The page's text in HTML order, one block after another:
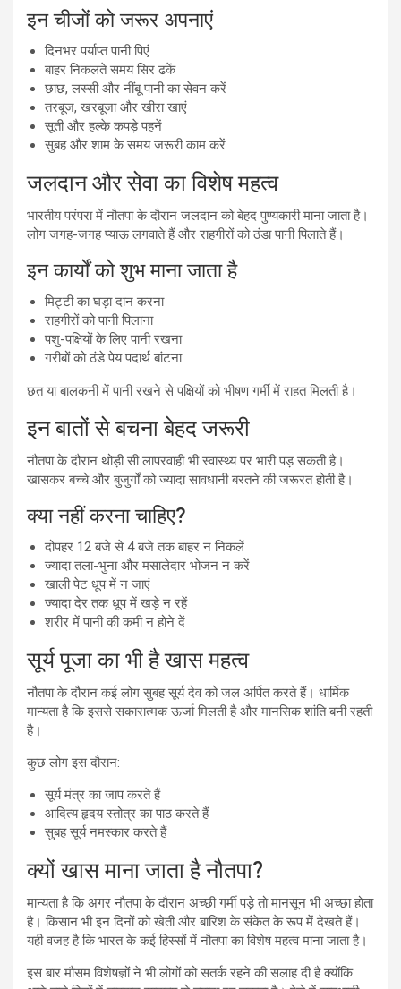
इन चीजों को जरूर अपनाएं
दिनभर पर्याप्त पानी पिएं
बाहर निकलते समय सिर ढकें
छाछ, लस्सी और नींबू पानी का सेवन करें
तरबूज, खरबूजा और खीरा खाएं
सूती और हल्के कपड़े पहनें
सुबह और शाम के समय जरूरी काम करें
जलदान और सेवा का विशेष महत्व
भारतीय परंपरा में नौतपा के दौरान जलदान को बेहद पुण्यकारी माना जाता है।
लोग जगह-जगह प्याऊ लगवाते हैं और राहगीरों को ठंडा पानी पिलाते हैं।
इन कार्यों को शुभ माना जाता है
मिट्टी का घड़ा दान करना
राहगीरों को पानी पिलाना
पशु-पक्षियों के लिए पानी रखना
गरीबों को ठंडे पेय पदार्थ बांटना
छत या बालकनी में पानी रखने से पक्षियों को भीषण गर्मी में राहत मिलती है।
इन बातों से बचना बेहद जरूरी
नौतपा के दौरान थोड़ी सी लापरवाही भी स्वास्थ्य पर भारी पड़ सकती है।
खासकर बच्चे और बुजुर्गों को ज्यादा सावधानी बरतने की जरूरत होती है।
क्या नहीं करना चाहिए?
दोपहर 12 बजे से 4 बजे तक बाहर न निकलें
ज्यादा तला-भुना और मसालेदार भोजन न करें
खाली पेट धूप में न जाएं
ज्यादा देर तक धूप में खड़े न रहें
शरीर में पानी की कमी न होने दें
सूर्य पूजा का भी है खास महत्व
नौतपा के दौरान कई लोग सुबह सूर्य देव को जल अर्पित करते हैं। धार्मिक
मान्यता है कि इससे सकारात्मक ऊर्जा मिलती है और मानसिक शांति बनी रहती
है।
कुछ लोग इस दौरान:
सूर्य मंत्र का जाप करते हैं
आदित्य हृदय स्तोत्र का पाठ करते हैं
सुबह सूर्य नमस्कार करते हैं
क्यों खास माना जाता है नौतपा?
मान्यता है कि अगर नौतपा के दौरान अच्छी गर्मी पड़े तो मानसून भी अच्छा होता
है। किसान भी इन दिनों को खेती और बारिश के संकेत के रूप में देखते हैं।
यही वजह है कि भारत के कई हिस्सों में नौतपा का विशेष महत्व माना जाता है।
इस बार मौसम विशेषज्ञों ने भी लोगों को सतर्क रहने की सलाह दी है क्योंकि